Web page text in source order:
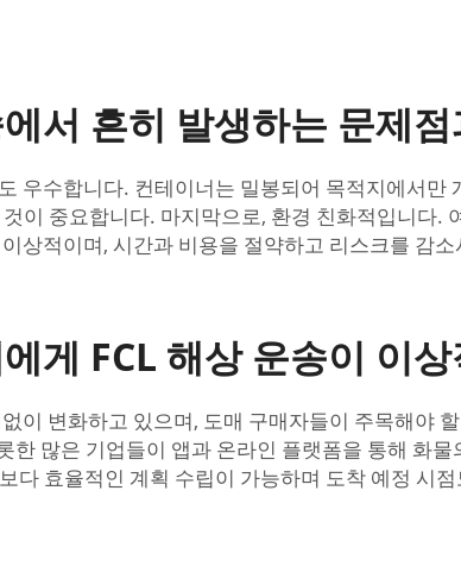
서 흔히 발생하는 문제
우수합니다. 컨테이너는 밀봉되어 목적지에서
이 중요합니다. 마지막으로, 환경 친화적입니다
상적이며, 시간과 비용을 절약하고 리스크를 감
게 FCL 해상 운송이 이
이 변화하고 있으며, 도매 구매자들이 주목해야
한 많은 기업들이 앱과 온라인 플랫폼을 통해 화
다 효율적인 계획 수립이 가능하며 도착 예정 시